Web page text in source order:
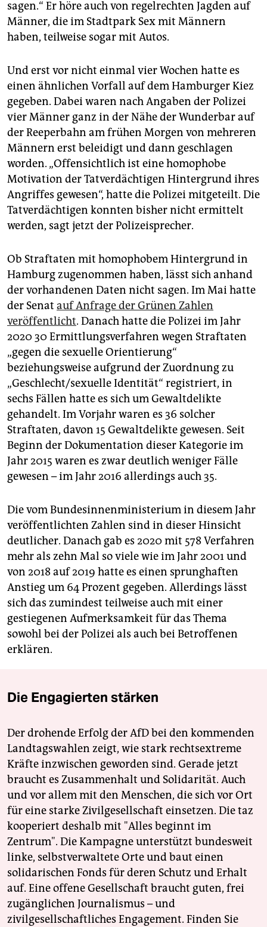
sagen.“ Er höre auch von regelrechten Jagden auf
Männer, die im Stadtpark Sex mit Männern
haben, teilweise sogar mit Autos.
Und erst vor nicht einmal vier Wochen hatte es
einen ähnlichen Vorfall auf dem Hamburger Kiez
gegeben. Dabei waren nach Angaben der Polizei
vier Männer ganz in der Nähe der Wunderbar auf
der Reeperbahn am frühen Morgen von mehreren
Männern erst beleidigt und dann geschlagen
worden. „Offensichtlich ist eine homophobe
Motivation der Tatverdächtigen Hintergrund ihres
Angriffes gewesen“, hatte die Polizei mitgeteilt. Die
Tatverdächtigen konnten bisher nicht ermittelt
werden, sagt jetzt der Polizeisprecher.
Ob Straftaten mit homophobem Hintergrund in
Hamburg zugenommen haben, lässt sich anhand
der vorhandenen Daten nicht sagen. Im Mai hatte
der Senat auf Anfrage der Grünen Zahlen
veröffentlicht. Danach hatte die Polizei im Jahr
2020 30 Ermittlungsverfahren wegen Straftaten
„gegen die sexuelle Orientierung“
beziehungsweise aufgrund der Zuordnung zu
„Geschlecht/sexuelle Identität“ registriert, in
sechs Fällen hatte es sich um Gewaltdelikte
gehandelt. Im Vorjahr waren es 36 solcher
Straftaten, davon 15 Gewaltdelikte gewesen. Seit
Beginn der Dokumentation dieser Kategorie im
Jahr 2015 waren es zwar deutlich weniger Fälle
gewesen – im Jahr 2016 allerdings auch 35.
Die vom Bundesinnenministerium in diesem Jahr
veröffentlichten Zahlen sind in dieser Hinsicht
deutlicher. Danach gab es 2020 mit 578 Verfahren
mehr als zehn Mal so viele wie im Jahr 2001 und
von 2018 auf 2019 hatte es einen sprunghaften
Anstieg um 64 Prozent gegeben. Allerdings lässt
sich das zumindest teilweise auch mit einer
gestiegenen Aufmerksamkeit für das Thema
sowohl bei der Polizei als auch bei Betroffenen
erklären.
Die Engagierten stärken
Der drohende Erfolg der AfD bei den kommenden
Landtagswahlen zeigt, wie stark rechtsextreme
Kräfte inzwischen geworden sind. Gerade jetzt
braucht es Zusammenhalt und Solidarität. Auch
und vor allem mit den Menschen, die sich vor Ort
für eine starke Zivilgesellschaft einsetzen. Die taz
kooperiert deshalb mit "Alles beginnt im
Zentrum". Die Kampagne unterstützt bundesweit
linke, selbstverwaltete Orte und baut einen
solidarischen Fonds für deren Schutz und Erhalt
auf. Eine offene Gesellschaft braucht guten, frei
zugänglichen Journalismus – und
zivilgesellschaftliches Engagement. Finden Sie